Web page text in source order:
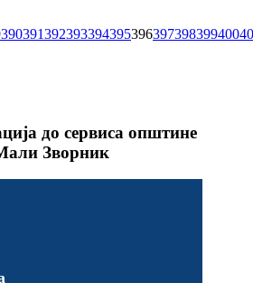
390391392393394395396397398399400
до сервиса општине
Зворник